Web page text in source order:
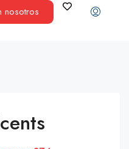
nosotros